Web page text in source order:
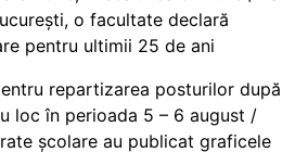
o facultate declară
pentru ultimii 25 de ani
repartizarea posturilor după
loc în perioada 5 – 6 august /
școlare au publicat graficele